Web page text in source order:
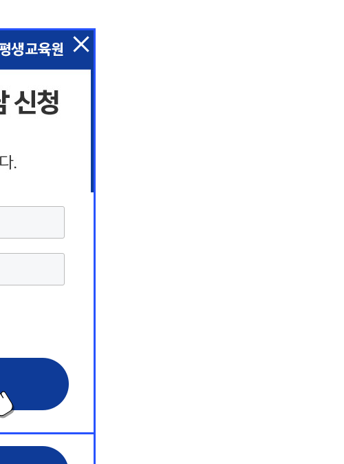
담 서비스
커스 원
담 서비스
커스 원
담 서비스
커스 원